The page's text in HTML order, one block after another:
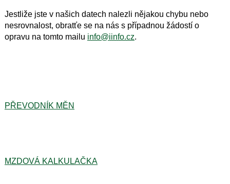
Jestliže jste v našich datech nalezli nějakou chybu nebo
nesrovnalost, obratťe se na nás s případnou žádostí o
opravu na tomto mailu info@iinfo.cz.
PŘEVODNÍK MĚN
MZDOVÁ KALKULAČKA